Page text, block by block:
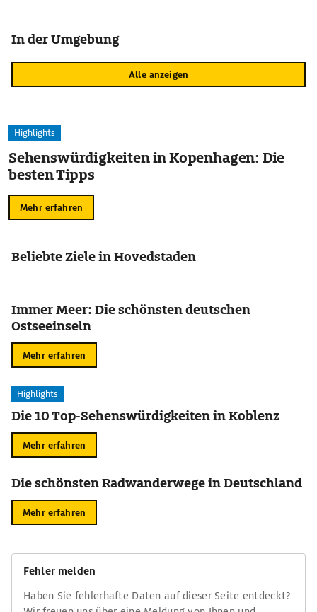
In der Umgebung
Alle anzeigen
Highlights
Sehenswürdigkeiten in Kopenhagen: Die
besten Tipps
Mehr erfahren
Beliebte Ziele in Hovedstaden
Immer Meer: Die schönsten deutschen
Ostseeinseln
Mehr erfahren
Highlights
Die 10 Top-Sehenswürdigkeiten in Koblenz
Mehr erfahren
Die schönsten Radwanderwege in Deutschland
Mehr erfahren
Fehler melden
Haben Sie fehlerhafte Daten auf dieser Seite entdeckt?